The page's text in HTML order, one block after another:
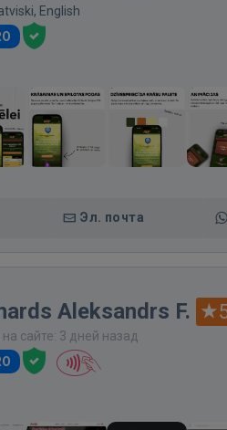
English
Эл. почта
Aleksandrs F.
сайте: 3 дней назад